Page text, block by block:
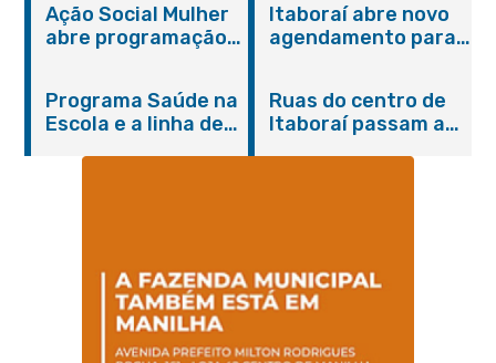
Ação Social Mulher
abre programação
serviços gratuitos e
orientações
Itaboraí abre novo
agendamento para
Programa Saúde na
Escola e a linha de
Magalhães Seabra
Ruas do centro de
Itaboraí passam a